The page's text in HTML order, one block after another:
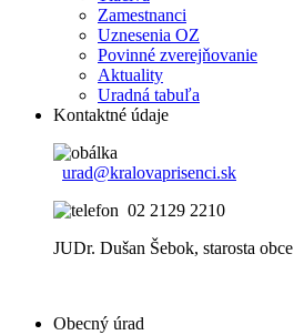
Zamestnanci
Uznesenia OZ
Povinné zverejňovanie
Aktuality
Uradná tabuľa
Kontaktné údaje
urad@kralovaprisenci.sk
02 2129 2210
JUDr. Dušan Šebok, starosta obce
Obecný úrad